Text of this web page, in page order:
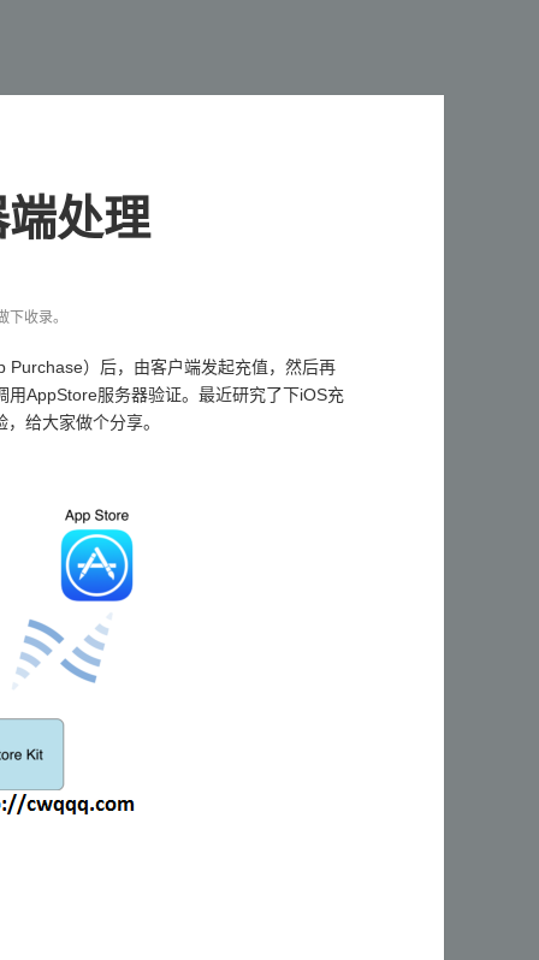
处理
收录。
Purchase）后，由客户端发起充值，然后再
AppStore服务器验证。最近研究了下iOS充
给大家做个分享。